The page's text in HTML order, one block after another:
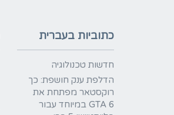
כתוביות בעברית
חדשות טכנולוגיה
הדלפת ענק חושפת: כך
רוקסטאר מפתחת את
GTA 6 במיוחד עבור